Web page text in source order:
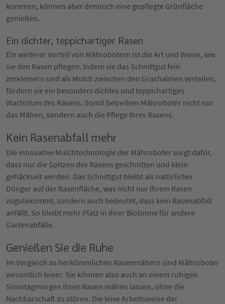
kommen, können aber dennoch eine gepflegte Grünfläche
genießen.
Ein dichter, teppichartiger Rasen
Ein weiterer Vorteil von Mährobotern ist die Art und Weise, wie
sie den Rasen pflegen. Indem sie das Schnittgut fein
zerkleinern und als Mulch zwischen den Grashalmen verteilen,
fördern sie ein besonders dichtes und teppichartiges
Wachstum des Rasens. Somit betreiben Mähroboter nicht nur
das Mähen, sondern auch die Pflege Ihres Rasens.
Kein Rasenabfall mehr
Die innovative Mulchtechnologie der Mähroboter sorgt dafür,
dass nur die Spitzen des Rasens geschnitten und klein
gehäckselt werden. Das Schnittgut bleibt als natürlicher
Dünger auf der Rasenfläche, was nicht nur Ihrem Rasen
zugutekommt, sondern auch bedeutet, dass kein Rasenabfall
anfällt. So bleibt mehr Platz in Ihrer Biotonne für andere
Gartenabfälle.
Genießen Sie die Ruhe
Im Vergleich zu herkömmlichen Rasenmähern sind Mähroboter
wesentlich leiser. Sie können also auch an einem ruhigen
Sonntagmorgen Ihren Rasen mähen lassen, ohne die
Nachbarschaft zu stören. Die leise Arbeitsweise der